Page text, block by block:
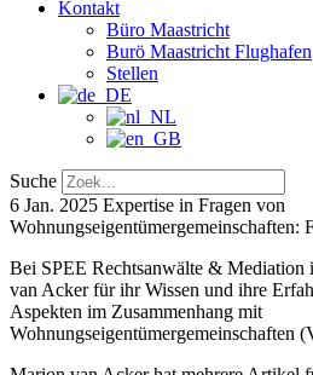
Kontakt
Büro Maastricht
Burö Maastricht Flughafen
Stellen
Suche
6 Jan. 2025 Expertise in Fragen von
Wohnungseigentümergemeinschaften:
Bei SPEE Rechtsanwälte & Mediation
van Acker für ihr Wissen und ihre
Aspekten im Zusammenhang mit
Wohnungseigentümergemeinschaften